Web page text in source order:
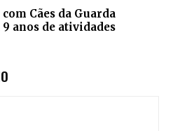
Cães da Guarda
anos de atividades